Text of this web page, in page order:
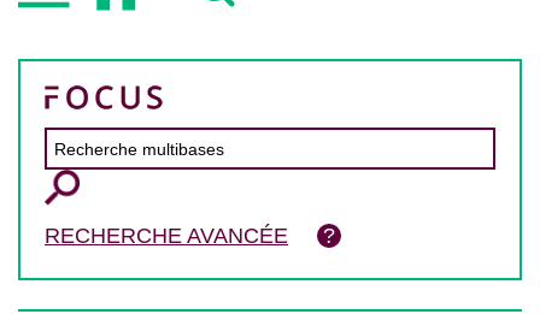
RECHERCHE AVANCÉE